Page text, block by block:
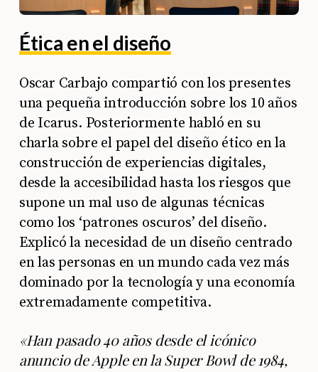
Ética en el diseño
Oscar Carbajo compartió con los presentes
una pequeña introducción sobre los 10 años
de Icarus. Posteriormente habló en su
charla sobre el papel del diseño ético en la
construcción de experiencias digitales,
desde la accesibilidad hasta los riesgos que
supone un mal uso de algunas técnicas
como los ‘patrones oscuros’ del diseño.
Explicó la necesidad de un diseño centrado
en las personas en un mundo cada vez más
dominado por la tecnología y una economía
extremadamente competitiva.
«Han pasado 40 años desde el icónico
anuncio de Apple en la Super Bowl de 1984,